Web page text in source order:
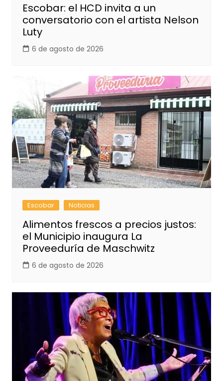
Escobar: el HCD invita a un
conversatorio con el artista Nelson
Luty
6 de agosto de 2026
Escobar Noticias
Alimentos frescos a precios justos:
el Municipio inaugura La
Proveeduría de Maschwitz
6 de agosto de 2026